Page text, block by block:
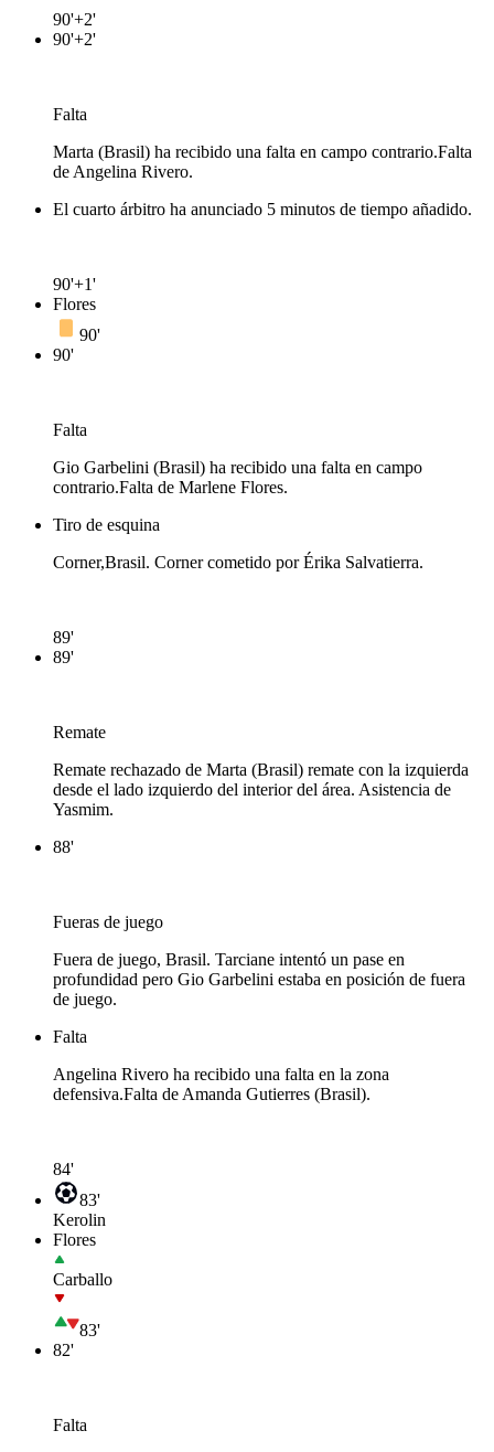
90'+2'
90'+2'
Falta
Marta (Brasil) ha recibido una falta en campo contrario.Falta
de Angelina Rivero.
El cuarto árbitro ha anunciado 5 minutos de tiempo añadido.
90'+1'
Flores
90'
90'
Falta
Gio Garbelini (Brasil) ha recibido una falta en campo
contrario.Falta de Marlene Flores.
Tiro de esquina
Corner,Brasil. Corner cometido por Érika Salvatierra.
89'
89'
Remate
Remate rechazado de Marta (Brasil) remate con la izquierda
desde el lado izquierdo del interior del área. Asistencia de
Yasmim.
88'
Fueras de juego
Fuera de juego, Brasil. Tarciane intentó un pase en
profundidad pero Gio Garbelini estaba en posición de fuera
de juego.
Falta
Angelina Rivero ha recibido una falta en la zona
defensiva.Falta de Amanda Gutierres (Brasil).
84'
83'
Kerolin
Flores
Carballo
83'
82'
Falta